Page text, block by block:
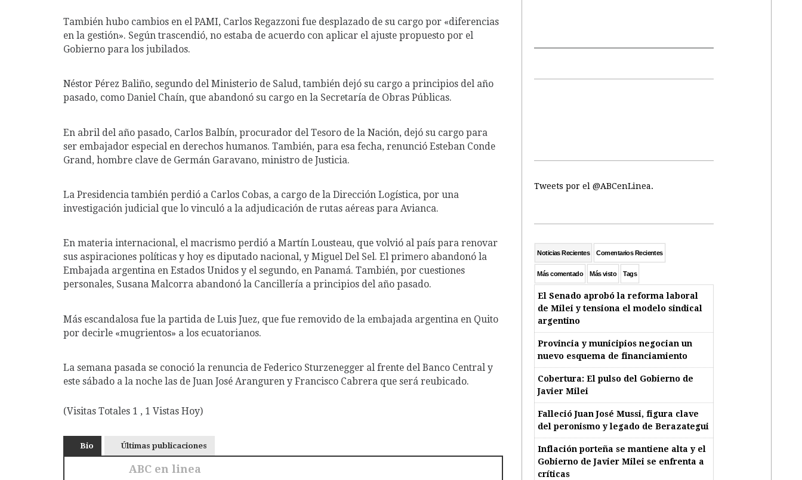
También hubo cambios en el PAMI, Carlos Regazzoni fue desplazado de su cargo por «diferencias
en la gestión». Según trascendió, no estaba de acuerdo con aplicar el ajuste propuesto por el
Gobierno para los jubilados.
Néstor Pérez Baliño, segundo del Ministerio de Salud, también dejó su cargo a principios del año
pasado, como Daniel Chaín, que abandonó su cargo en la Secretaría de Obras Públicas.
En abril del año pasado, Carlos Balbín, procurador del Tesoro de la Nación, dejó su cargo para
ser embajador especial en derechos humanos. También, para esa fecha, renunció Esteban Conde
Grand, hombre clave de Germán Garavano, ministro de Justicia.
La Presidencia también perdió a Carlos Cobas, a cargo de la Dirección Logística, por una
investigación judicial que lo vinculó a la adjudicación de rutas aéreas para Avianca.
En materia internacional, el macrismo perdió a Martín Lousteau, que volvió al país para renovar
sus aspiraciones políticas y hoy es diputado nacional, y Miguel Del Sel. El primero abandonó la
Embajada argentina en Estados Unidos y el segundo, en Panamá. También, por cuestiones
personales, Susana Malcorra abandonó la Cancillería a principios del año pasado.
Más escandalosa fue la partida de Luis Juez, que fue removido de la embajada argentina en Quito
por decirle «mugrientos» a los ecuatorianos.
La semana pasada se conoció la renuncia de Federico Sturzenegger al frente del Banco Central y
este sábado a la noche las de Juan José Aranguren y Francisco Cabrera que será reubicado.
(Visitas Totales 1 , 1 Vistas Hoy)
Bio Últimas publicaciones
ABC en linea
Tweets por el @ABCenLinea.
Noticias Recientes Comentarios Recientes
Más comentado Más visto Tags
El Senado aprobó la reforma laboral
de Milei y tensiona el modelo sindical
argentino
Provincia y municipios negocian un
nuevo esquema de financiamiento
Cobertura: El pulso del Gobierno de
Javier Milei
Falleció Juan José Mussi, figura clave
del peronismo y legado de Berazategui
Inflación porteña se mantiene alta y el
Gobierno de Javier Milei se enfrenta a
críticas